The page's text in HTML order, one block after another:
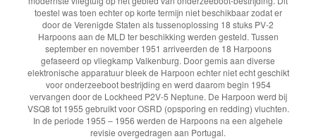
toestel was toen echter op korte termijn niet beschikbaar zodat er
door de Verenigde Staten als tussenoplossing 18 stuks PV-2
Harpoons aan de MLD ter beschikking werden gesteld. Tussen
september en november 1951 arriveerden de 18 Harpoons
gefaseerd op vliegkamp Valkenburg. Door gemis aan diverse
elektronische apparatuur bleek de Harpoon echter niet echt geschikt
voor onderzeeboot bestrijding en werd daarom begin 1954
vervangen door de Lockheed P2V-5 Neptune. De Harpoon werd bij
VSQ8 tot 1955 gebruikt voor OSRD (opsporing en redding) vluchten.
In de periode 1955 – 1956 werden de Harpoons na een algehele
revisie overgedragen aan Portugal.